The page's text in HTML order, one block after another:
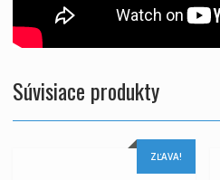
Súvisiace produkty
ZĽAVA!